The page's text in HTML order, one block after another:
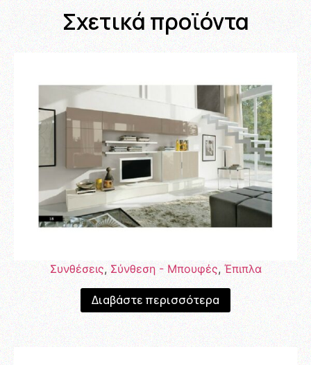
Σχετικά προϊόντα
Συνθέσεις,Σύνθεση - Μπουφές,Έπιπλα
Διαβάστε περισσότερα